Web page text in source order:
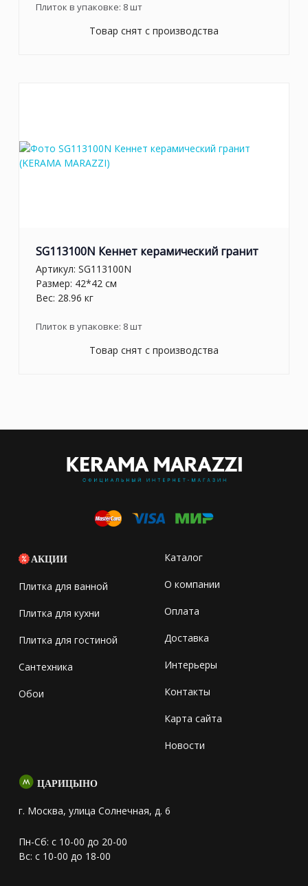
Плиток в упаковке: 8шт
Товар снят с производства
SG113100N Кеннет керамический гранит
Артикул: SG113100N
Размер: 42*42 см
Вес: 28.96 кг
Плиток в упаковке: 8шт
Товар снят с производства
АКЦИИ
Плитка для ванной
Плитка для кухни
Плитка для гостиной
Сантехника
Обои
Каталог
О компании
Оплата
Доставка
Интерьеры
Контакты
Карта сайта
Новости
ЦАРИЦЫНО
г. Москва, улица Солнечная, д. 6
Пн-Сб: с 10-00 до 20-00
Вс: с 10-00 до 18-00